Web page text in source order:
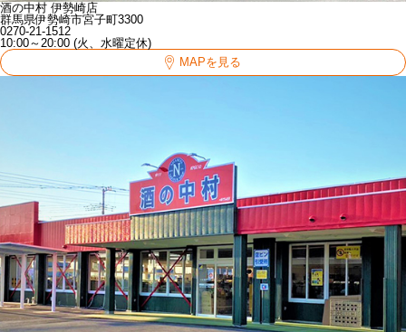
酒の中村 伊勢崎店
群馬県伊勢崎市宮子町3300
0270-21-1512
10:00～20:00 (火、水曜定休)
MAPを見る